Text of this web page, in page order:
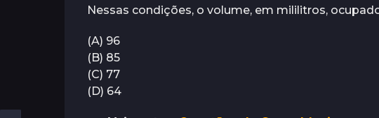
Nessas condições, o volume, em mililitros,
(A) 96
(B) 85
(C) 77
(D) 64